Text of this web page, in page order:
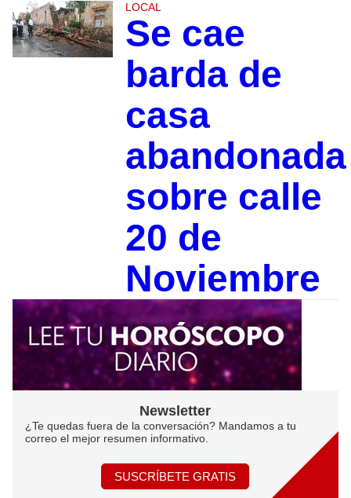
LOCAL
Se cae
barda de
casa
abandonada
sobre calle
20 de
Noviembre
Newsletter
¿Te quedas fuera de la conversación? Mandamos a tu
correo el mejor resumen informativo.
SUSCRÍBETE GRATIS